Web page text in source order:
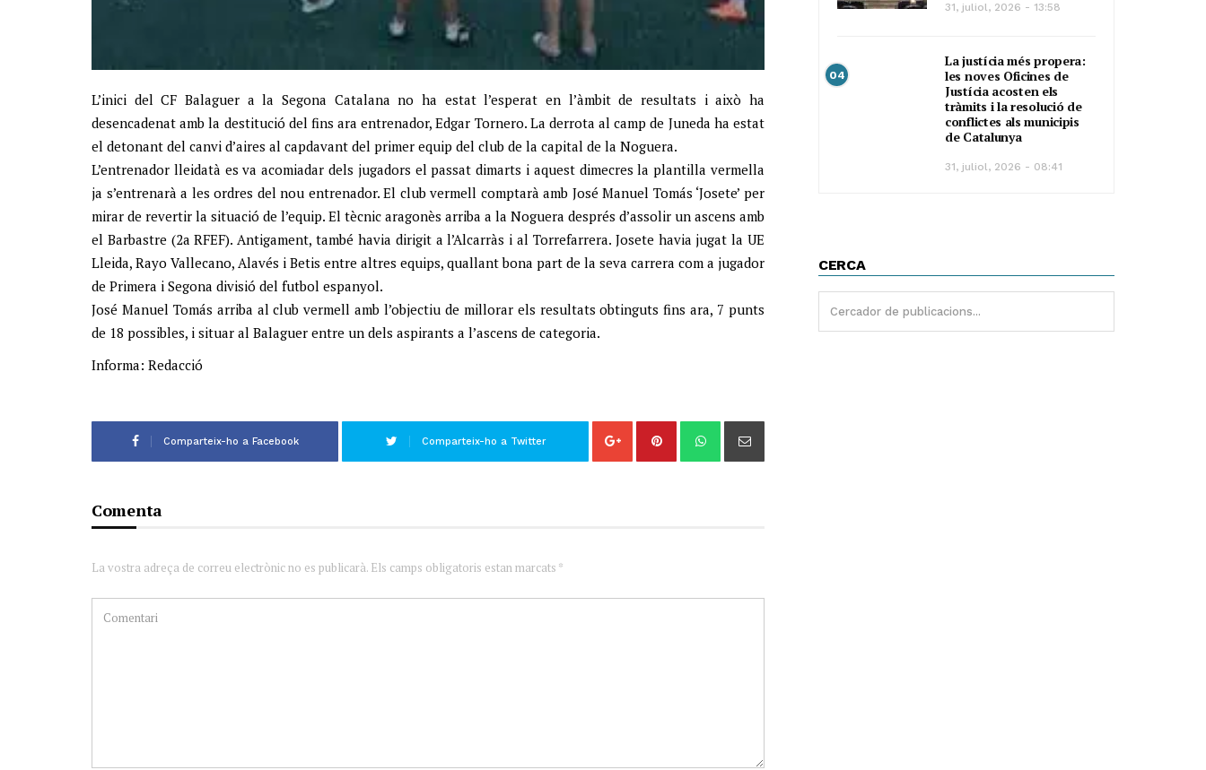
L’inici del CF Balaguer a la Segona Catalana no ha estat l’esperat en l’àmbit de resultats i això ha
desencadenat amb la destitució del fins ara entrenador, Edgar Tornero. La derrota al camp de Juneda ha estat
el detonant del canvi d’aires al capdavant del primer equip del club de la capital de la Noguera.
L’entrenador lleidatà es va acomiadar dels jugadors el passat dimarts i aquest dimecres la plantilla vermella
ja s’entrenarà a les ordres del nou entrenador. El club vermell comptarà amb José Manuel Tomás ‘Josete’ per
mirar de revertir la situació de l’equip. El tècnic aragonès arriba a la Noguera després d’assolir un ascens amb
el Barbastre (2a RFEF). Antigament, també havia dirigit a l’Alcarràs i al Torrefarrera. Josete havia jugat la UE
Lleida, Rayo Vallecano, Alavés i Betis entre altres equips, quallant bona part de la seva carrera com a jugador
de Primera i Segona divisió del futbol espanyol.
José Manuel Tomás arriba al club vermell amb l’objectiu de millorar els resultats obtinguts fins ara, 7 punts
de 18 possibles, i situar al Balaguer entre un dels aspirants a l’ascens de categoria.
Informa: Redacció
Comparteix-ho a Facebook Comparteix-ho a Twitter
Comenta
La vostra adreça de correu electrònic no es publicarà. Els camps obligatoris estan marcats *
31, juliol, 2026 - 13:58
04
La justícia més propera:
les noves Oficines de
Justícia acosten els
tràmits i la resolució de
conflictes als municipis
de Catalunya
31, juliol, 2026 - 08:41
CERCA